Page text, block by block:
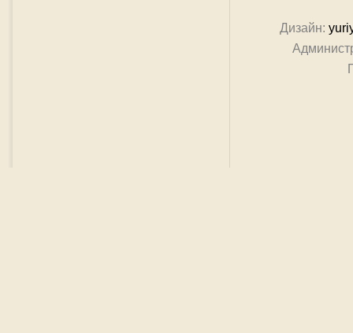
Дизайн: